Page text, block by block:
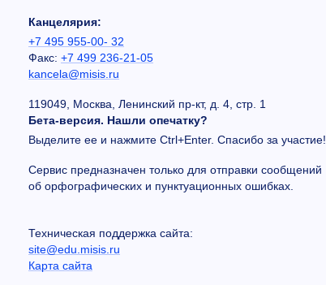
Канцелярия:
+7 495 955-00- 32
Факс: +7 499 236-21-05
kancela@misis.ru
119049, Москва, Ленинский пр-кт, д. 4, стр. 1
Бета-версия. Нашли опечатку?
Выделите ее и нажмите Ctrl+Enter. Спасибо за участие!
Сервис предназначен только для отправки сообщений
об орфографических и пунктуационных ошибках.
Техническая поддержка сайта:
site@edu.misis.ru
Карта сайта